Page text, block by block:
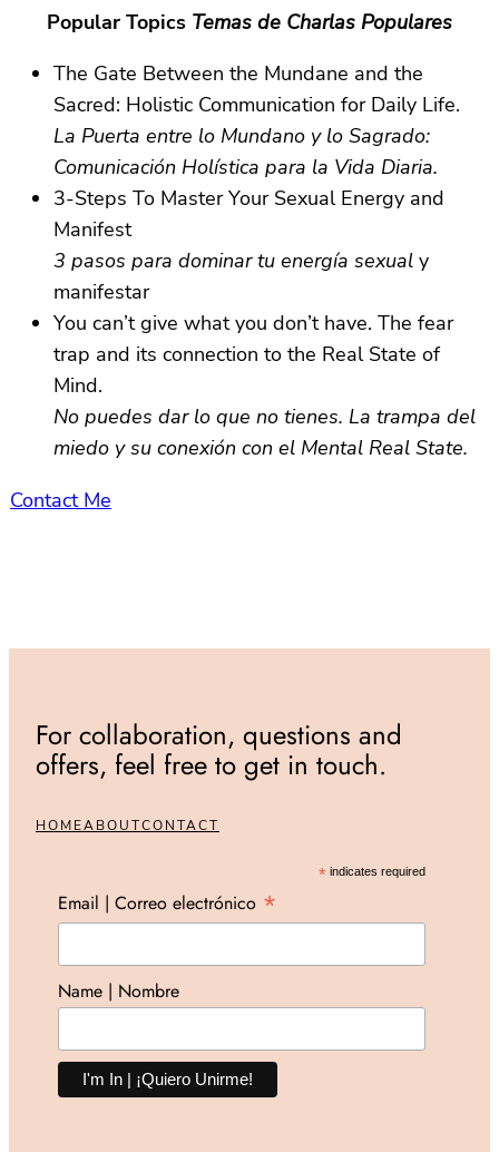
Popular Topics Temas de Charlas Populares
The Gate Between the Mundane and the
Sacred: Holistic Communication for Daily Life.
La Puerta entre lo Mundano y lo Sagrado:
Comunicación Holística para la Vida Diaria.
3-Steps To Master Your Sexual Energy and
Manifest
3 pasos para dominar tu energía sexual y
manifestar
You can’t give what you don’t have. The fear
trap and its connection to the Real State of
Mind.
No puedes dar lo que no tienes. La trampa del
miedo y su conexión con el Mental Real State.
Contact Me
For collaboration, questions and
offers, feel free to get in touch.
HOMEABOUTCONTACT
* indicates required
Email | Correo electrónico *
Name | Nombre